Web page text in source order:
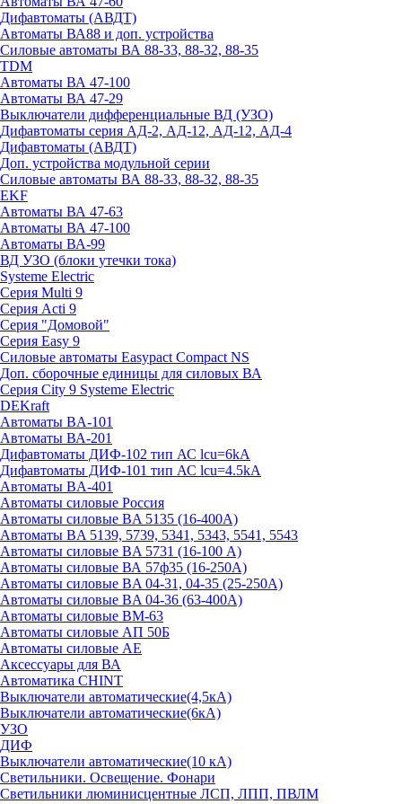
Дифавтоматы (АВДТ)
Автоматы ВА88 и доп. устройства
Силовые автоматы ВА 88-33, 88-32, 88-35
TDM
Автоматы ВА 47-100
Автоматы ВА 47-29
Выключатели дифференциальные ВД (УЗО)
Дифавтоматы серия АД-2, АД-12, АД-12, АД-4
Дифавтоматы (АВДТ)
Доп. устройства модульной серии
Силовые автоматы ВА 88-33, 88-32, 88-35
EKF
Автоматы ВА 47-63
Автоматы ВА 47-100
Автоматы ВА-99
ВД УЗО (блоки утечки тока)
Systeme Electric
Серия Multi 9
Серия Acti 9
Серия "Домовой"
Серия Easy 9
Силовые автоматы Easypact Compact NS
Доп. сборочные единицы для силовых ВА
Серия City 9 Systeme Electric
DEKraft
Автоматы BA-101
Автоматы ВА-201
Дифавтоматы ДИФ-102 тип АС lcu=6kA
Дифавтоматы ДИФ-101 тип АС lcu=4.5kA
Автоматы BA-401
Автоматы силовые Россия
Автоматы силовые BA 5135 (16-400А)
Автоматы BA 5139, 5739, 5341, 5343, 5541, 5543
Автоматы силовые BA 5731 (16-100 А)
Автоматы силовые ВА 57ф35 (16-250А)
Автоматы силовые BA 04-31, 04-35 (25-250А)
Автоматы силовые BA 04-36 (63-400А)
Автоматы силовые ВМ-63
Автоматы силовые АП 50Б
Автоматы силовые АЕ
Аксессуары для ВА
Автоматика CHINT
Выключатели автоматические(4,5кА)
Выключатели автоматические(6кА)
УЗО
ДИФ
Выключатели автоматические(10 кА)
Светильники. Освещение. Фонари
Светильники люминисцентные ЛСП, ЛПП, ПВЛМ